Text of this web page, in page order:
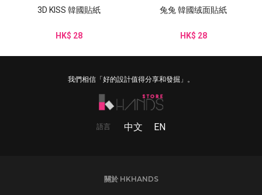
3D KISS 韓國貼紙
HK$ 28
兔兔 韓國绒面貼紙
HK$ 28
我們相信「好的設計值得分享和發掘」。
語言 中文 EN
關於 HKHANDS